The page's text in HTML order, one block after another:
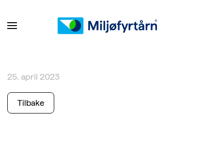
25. april 2023
Tilbake